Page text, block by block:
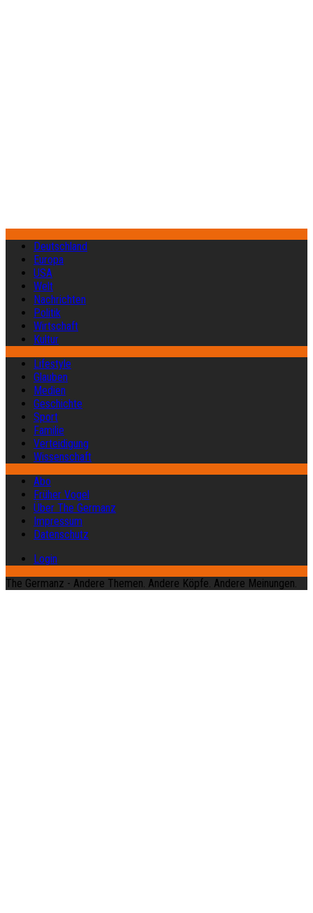
Deutschland
Europa
USA
Welt
Nachrichten
Politik
Wirtschaft
Kultur
Lifestyle
Glauben
Medien
Geschichte
Sport
Familie
Verteidigung
Wissenschaft
Abo
Früher Vogel
Über The Germanz
Impressum
Datenschutz
Login
The Germanz - Andere Themen. Andere Köpfe. Andere Meinungen.